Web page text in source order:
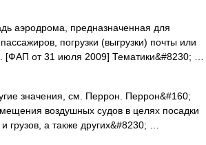
аэродрома, предназначенная для
погрузки (выгрузки) почты или
[ФАП от 31 июля 2009] Тематики&#8230; …
значения, см. Перрон. Перрон&#160;
воздушных судов в целях посадки
грузов, а также других&#8230; …